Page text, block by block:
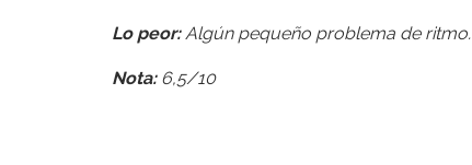
Lo peor:Algún pequeño problema de ritmo.
Nota:6,5/10